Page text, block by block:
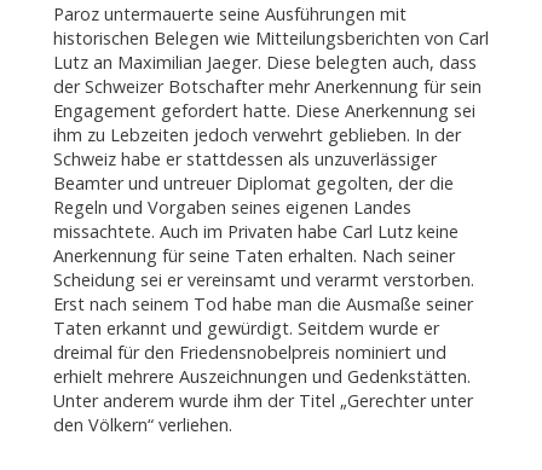
Paroz untermauerte seine Ausführungen mit
historischen Belegen wie Mitteilungsberichten von Carl
Lutz an Maximilian Jaeger. Diese belegten auch, dass
der Schweizer Botschafter mehr Anerkennung für sein
Engagement gefordert hatte. Diese Anerkennung sei
ihm zu Lebzeiten jedoch verwehrt geblieben. In der
Schweiz habe er stattdessen als unzuverlässiger
Beamter und untreuer Diplomat gegolten, der die
Regeln und Vorgaben seines eigenen Landes
missachtete. Auch im Privaten habe Carl Lutz keine
Anerkennung für seine Taten erhalten. Nach seiner
Scheidung sei er vereinsamt und verarmt verstorben.
Erst nach seinem Tod habe man die Ausmaße seiner
Taten erkannt und gewürdigt. Seitdem wurde er
dreimal für den Friedensnobelpreis nominiert und
erhielt mehrere Auszeichnungen und Gedenkstätten.
Unter anderem wurde ihm der Titel „Gerechter unter
den Völkern“ verliehen.